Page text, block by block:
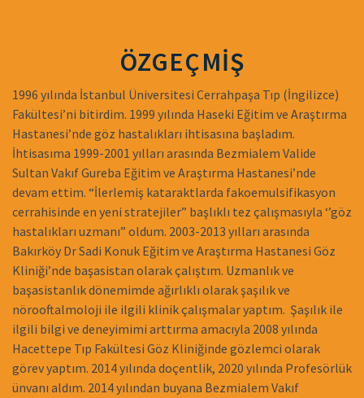
ÖZGEÇMİŞ
1996 yılında İstanbul Üniversitesi Cerrahpaşa Tıp (İngilizce)
Fakültesi’ni bitirdim. 1999 yılında Haseki Eğitim ve Araştırma
Hastanesi’nde göz hastalıkları ihtisasına başladım.
İhtisasıma 1999-2001 yılları arasında Bezmialem Valide
Sultan Vakıf Gureba Eğitim ve Araştırma Hastanesi’nde
devam ettim. “İlerlemiş kataraktlarda fakoemulsifikasyon
cerrahisinde en yeni stratejiler” başlıklı tez çalışmasıyla ‘’göz
hastalıkları uzmanı” oldum. 2003-2013 yılları arasında
Bakırköy Dr Sadi Konuk Eğitim ve Araştırma Hastanesi Göz
Kliniği’nde başasistan olarak çalıştım. Uzmanlık ve
başasistanlık dönemimde ağırlıklı olarak şaşılık ve
nörooftalmoloji ile ilgili klinik çalışmalar yaptım. Şaşılık ile
ilgili bilgi ve deneyimimi arttırma amacıyla 2008 yılında
Hacettepe Tıp Fakültesi Göz Kliniğinde gözlemci olarak
görev yaptım. 2014 yılında doçentlik, 2020 yılında Profesörlük
ünvanı aldım. 2014 yılından buyana Bezmialem Vakıf